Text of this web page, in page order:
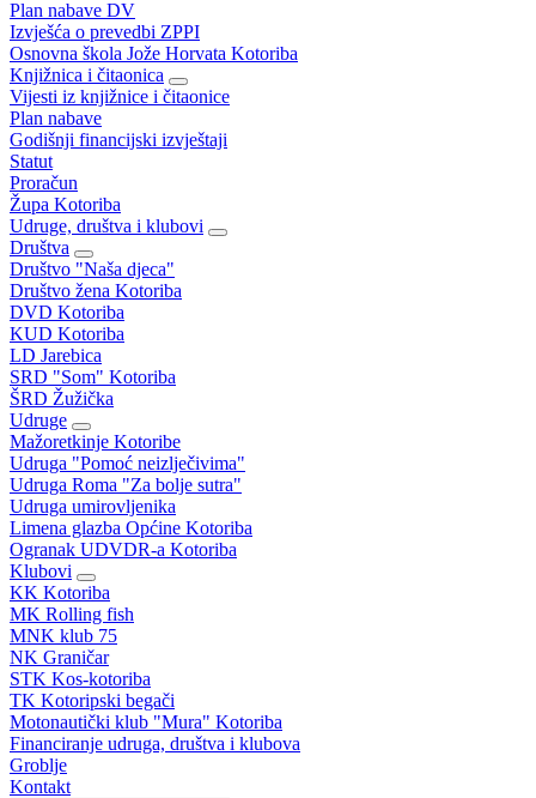
Plan nabave DV
Izvješća o prevedbi ZPPI
Osnovna škola Jože Horvata Kotoriba
Knjižnica i čitaonica
Vijesti iz knjižnice i čitaonice
Plan nabave
Godišnji financijski izvještaji
Statut
Proračun
Župa Kotoriba
Udruge, društva i klubovi
Društva
Društvo "Naša djeca"
Društvo žena Kotoriba
DVD Kotoriba
KUD Kotoriba
LD Jarebica
SRD "Som" Kotoriba
ŠRD Žužička
Udruge
Mažoretkinje Kotoribe
Udruga "Pomoć neizlječivima"
Udruga Roma "Za bolje sutra"
Udruga umirovljenika
Limena glazba Općine Kotoriba
Ogranak UDVDR-a Kotoriba
Klubovi
KK Kotoriba
MK Rolling fish
MNK klub 75
NK Graničar
STK Kos-kotoriba
TK Kotoripski begači
Motonautički klub "Mura" Kotoriba
Financiranje udruga, društva i klubova
Groblje
Kontakt